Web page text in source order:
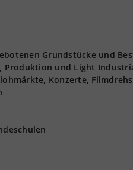
Grundstücke und
und Light
Konzerte,